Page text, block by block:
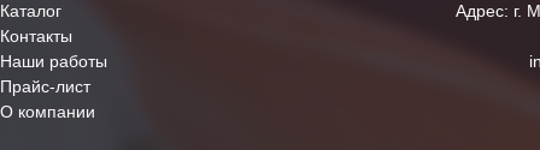
Каталог
Контакты
Наши работы
Прайс-лист
О компании
Адрес: г.